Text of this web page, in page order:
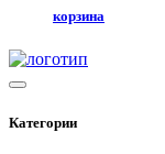
корзина
Категории